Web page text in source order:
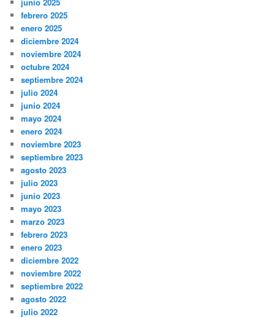
febrero 2025
enero 2025
diciembre 2024
noviembre 2024
octubre 2024
septiembre 2024
julio 2024
junio 2024
mayo 2024
enero 2024
noviembre 2023
septiembre 2023
agosto 2023
julio 2023
junio 2023
mayo 2023
marzo 2023
febrero 2023
enero 2023
diciembre 2022
noviembre 2022
septiembre 2022
agosto 2022
julio 2022